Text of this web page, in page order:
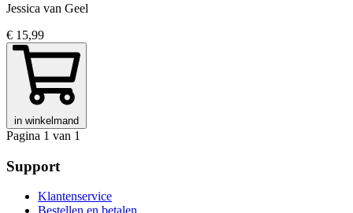
Jessica van Geel
€ 15,99
in winkelmand
Pagina 1 van 1
Support
Klantenservice